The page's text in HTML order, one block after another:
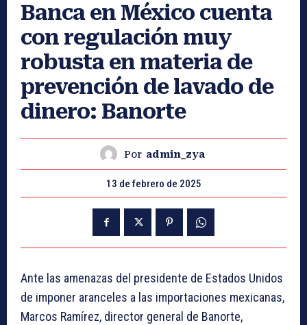
Banca en México cuenta
con regulación muy
robusta en materia de
prevención de lavado de
dinero: Banorte
Por admin_zya
13 de febrero de 2025
Ante las amenazas del presidente de Estados Unidos
de imponer aranceles a las importaciones mexicanas,
Marcos Ramírez, director general de Banorte,